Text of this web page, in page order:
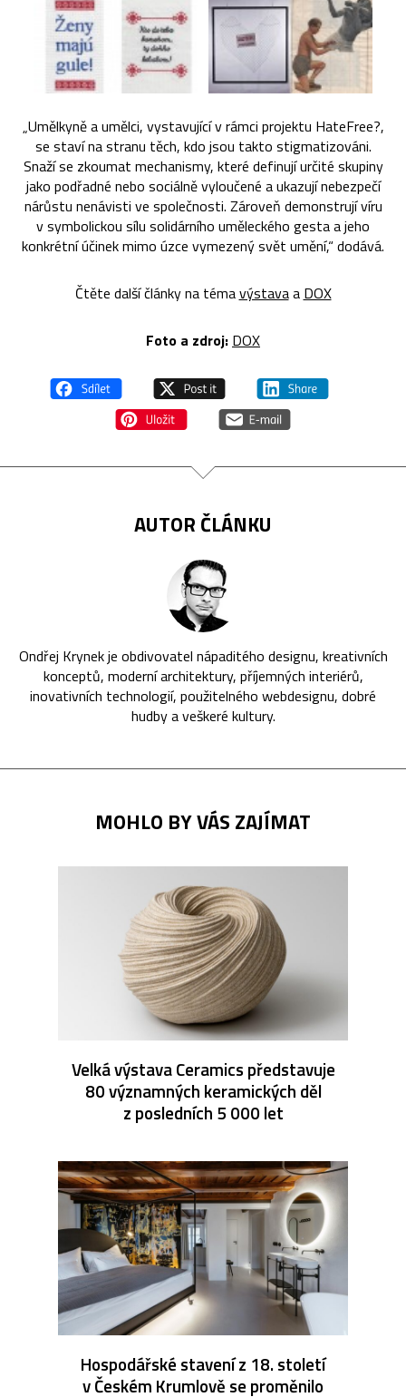
„Umělkyně a umělci, vystavující v rámci projektu HateFree?,
se staví na stranu těch, kdo jsou takto stigmatizováni.
Snaží se zkoumat mechanismy, které definují určité skupiny
jako podřadné nebo sociálně vyloučené a ukazují nebezpečí
nárůstu nenávisti ve společnosti. Zároveň demonstrují víru
v symbolickou sílu solidárního uměleckého gesta a jeho
konkrétní účinek mimo úzce vymezený svět umění,“ dodává.
Čtěte další články na témavýstavaa DOX
Foto a zdroj: DOX
AUTOR ČLÁNKU
Ondřej Krynek je obdivovatel nápaditého designu, kreativních
konceptů, moderní architektury, příjemných interiérů,
inovativních technologií, použitelného webdesignu, dobré
hudby a veškeré kultury.
MOHLO BY VÁS ZAJÍMAT
Velká výstava Ceramics představuje
80 významných keramických děl
z posledních 5 000 let
Hospodářské stavení z 18. století
v Českém Krumlově se proměnilo